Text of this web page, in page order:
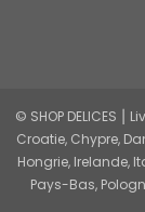
© SHOP DELICES
Croatie, Chypre,
Hongrie, Irelande,
Pays-Bas,